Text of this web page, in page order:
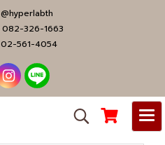
@hyperlabth
082-326-1663
02-561-4054